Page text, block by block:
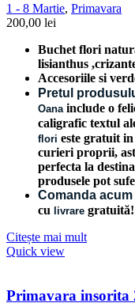
1 - 8 Martie, Primavara
200,00 lei
Buchet flori
lisianthus
Accesoriile si
Pretul
Oana include o
caligrafic textul
flori este gratuit
curieri proprii,
perfecta la
produsele pot
Comanda acum
cu livrare gratuită!
Citește mai mult
Quick view
Primavara insorita